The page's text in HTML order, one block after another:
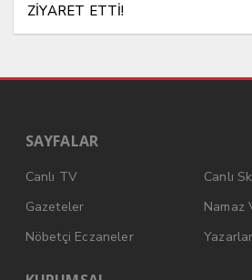
ZİYARET ETTİ!
SAYFALAR
Canlı TV
Canlı
Gazeteler
Namaz
Nöbetçi Eczaneler